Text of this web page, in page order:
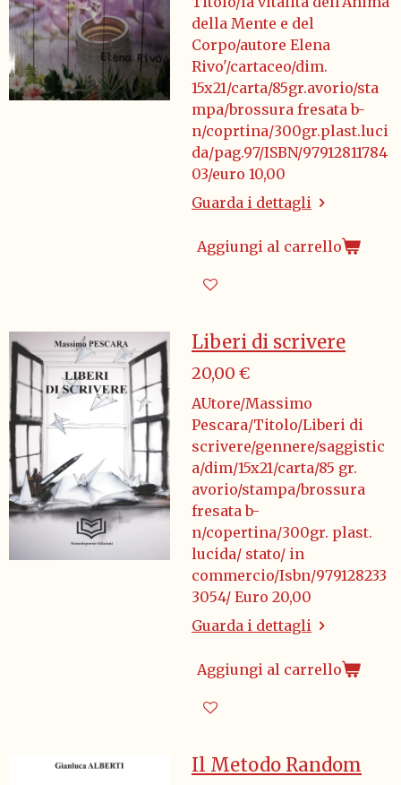
della Mente e del
Corpo/autore Elena
Rivo'/cartaceo/dim.
15x21/carta/85gr.avorio/sta
mpa/brossura fresata b-
n/coprtina/300gr.plast.luci
da/pag.97/ISBN/97912811784
03/euro 10,00
Guarda i dettagli
Aggiungi al carrello
Liberi di scrivere
20,00 €
AUtore/Massimo
Pescara/Titolo/Liberi di
scrivere/gennere/saggistic
a/dim/15x21/carta/85 gr.
avorio/stampa/brossura
fresata b-
n/copertina/300gr. plast.
lucida/ stato/ in
commercio/Isbn/979128233
3054/ Euro 20,00
Guarda i dettagli
Aggiungi al carrello
Il Metodo Random